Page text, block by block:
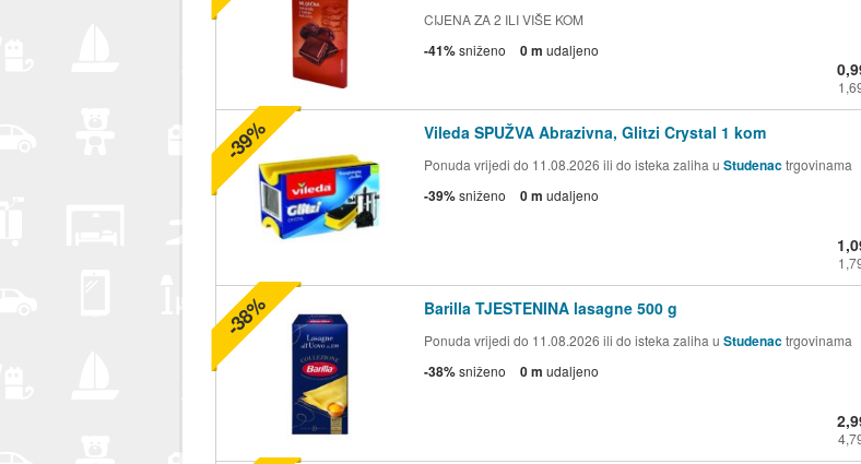
CIJENA ZA 2 ILI VIŠE KOM
-41%sniženo 0 m udaljeno
Vileda SPUŽVA Abrazivna, Glitzi Crystal 1 kom
Ponuda vrijedi do 11.08.2026 ili do isteka zaliha u Studenactrgovinama
-39%sniženo 0 m udaljeno
-39%
Barilla TJESTENINA lasagne 500 g
Ponuda vrijedi do 11.08.2026 ili do isteka zaliha u Studenactrgovinama
-38%sniženo 0 m udaljeno
-38%